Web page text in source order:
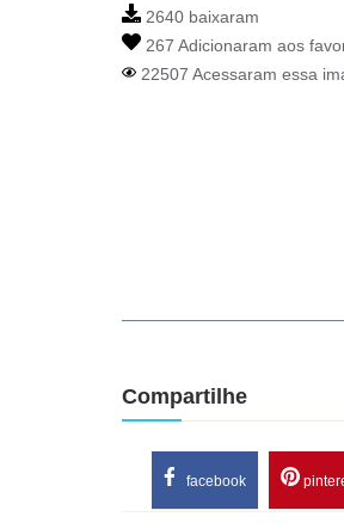
2640 baixaram
267 Adicionaram aos
22507 Acessaram essa
Compartilhe
facebook